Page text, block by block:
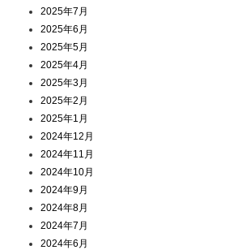
2025年7月
2025年6月
2025年5月
2025年4月
2025年3月
2025年2月
2025年1月
2024年12月
2024年11月
2024年10月
2024年9月
2024年8月
2024年7月
2024年6月